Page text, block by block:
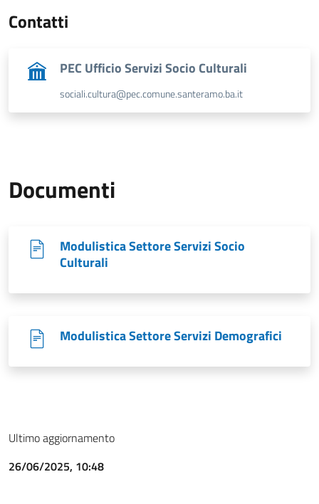
Contatti
PEC Ufficio Servizi Socio Culturali
sociali.cultura@pec.comune.santeramo.ba.it
Documenti
Modulistica Settore Servizi Socio
Culturali
Modulistica Settore Servizi Demografici
Ultimo aggiornamento
26/06/2025, 10:48